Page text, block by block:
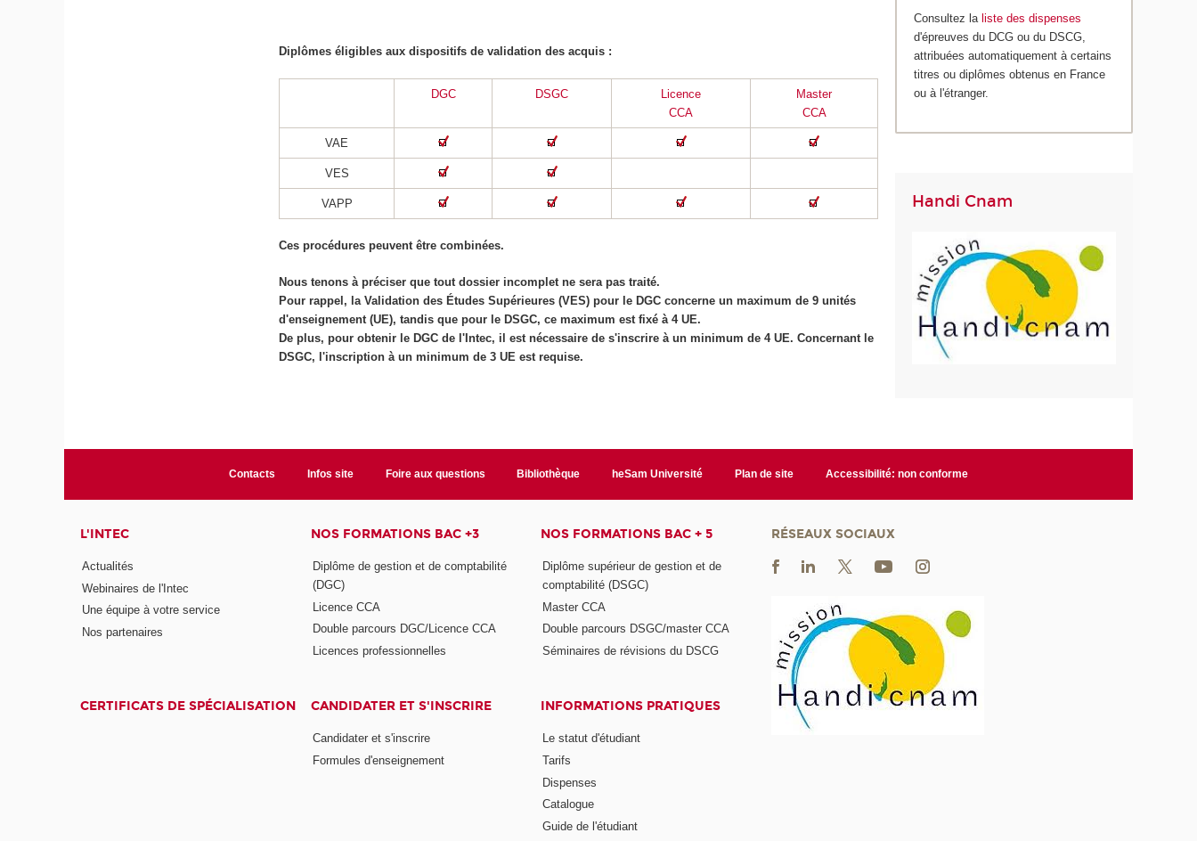
Diplômes éligibles aux dispositifs de validation des acquis :
DGC DSGC
Licence
CCA
Master
CCA
VAE
VES
VAPP
Ces procédures peuvent être combinées.
Nous tenons à préciser que tout dossier incomplet ne sera pas traité.
Pour rappel, la Validation des Études Supérieures (VES) pour le DGC concerne un maximum de 9 unités
d'enseignement (UE), tandis que pour le DSGC, ce maximum est fixé à 4 UE.
De plus, pour obtenir le DGC de l'Intec, il est nécessaire de s'inscrire à un minimum de 4 UE. Concernant le
DSGC, l'inscription à un minimum de 3 UE est requise.
Consultez la liste des dispenses
d'épreuves du DCG ou du DSCG,
attribuées automatiquement à certains
titres ou diplômes obtenus en France
ou à l'étranger.
Handi Cnam
Contacts Infos site Foire aux questions Bibliothèque heSam Université Plan de site Accessibilité: non conforme
L'INTEC
Actualités
Webinaires de l'Intec
Une équipe à votre service
Nos partenaires
NOS FORMATIONS BAC +3
Diplôme de gestion et de comptabilité
(DGC)
Licence CCA
Double parcours DGC/Licence CCA
Licences professionnelles
NOS FORMATIONS BAC + 5
Diplôme supérieur de gestion et de
comptabilité (DSGC)
Master CCA
Double parcours DSGC/master CCA
Séminaires de révisions du DSCG
CERTIFICATS DE SPÉCIALISATION CANDIDATER ET S'INSCRIRE
Candidater et s'inscrire
Formules d'enseignement
INFORMATIONS PRATIQUES
Le statut d'étudiant
Tarifs
Dispenses
Catalogue
Guide de l'étudiant
RÉSEAUX SOCIAUX